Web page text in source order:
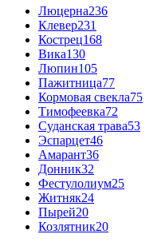
Люцерна236
Клевер231
Кострец168
Вика130
Люпин105
Пажитница77
Кормовая свекла75
Тимофеевка72
Суданская трава53
Эспарцет46
Амарант36
Донник32
Фестулолиум25
Житняк24
Пырей20
Козлятник20